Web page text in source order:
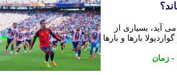
بسیاری از
بارها و بارها
- زمان